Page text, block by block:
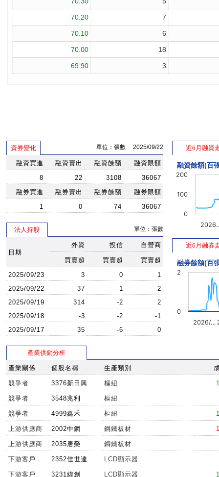
資券變化 單位：張數 2025/09/22
融資買進 融資賣出 融資餘額
融資限額
8
22 3108
36067
融券買進
融券賣出 融券餘額
融券限額
1
0 74 36067
法人持股 單位：張數
日期
外資 投信 自營商
買賣超 買賣超
買賣超
2025/09/23
3 0
1
2025/09/22
37 -1
2
2025/09/19
314 -2
2
2025/09/18
-3 -2
-1
2025/09/17
35 -6 0
近6月融資
融資餘額(百
0
100
200
近6月融券
融券餘額(百
2026/…
0
2
產業供銷分析
產業關係 個股名稱 生產類別
競爭者 3376新日興 樞紐
競爭者 3548兆利 樞紐
競爭者 4999鑫禾 樞紐
上游供應商 2002中鋼 鋼鐵板材
上游供應商 2035唐榮 鋼鐵板材
下游客戶 2352佳世達 LCD顯示器
下游客戶 3231緯創 LCD顯示器